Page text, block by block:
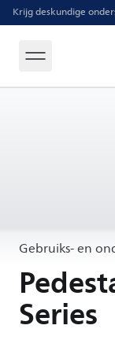
Krijg deskundige
Gebruiks- en
Series